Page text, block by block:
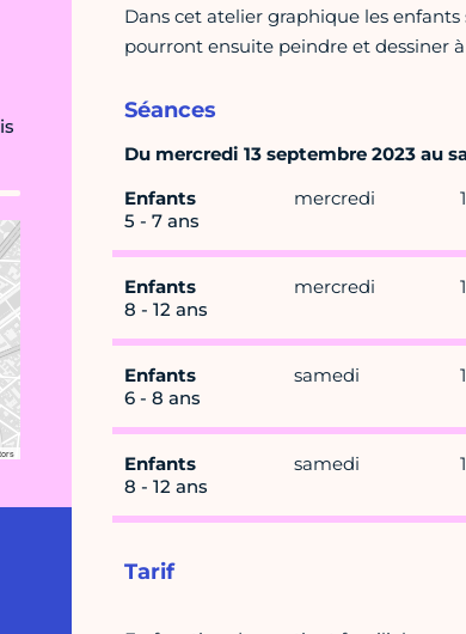
Dans cet atelier graphique les
pourront ensuite peindre et dessiner
Séances
Du mercredi 13 septembre 2023 au
Enfants
5 - 7 ans
mercredi
Enfants
8 - 12 ans
mercredi
Enfants
6 - 8 ans
samedi
Enfants
8 - 12 ans
samedi
Tarif